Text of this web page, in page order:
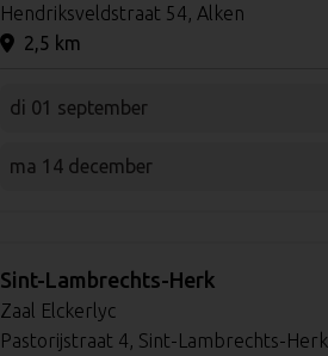
Hendriksveldstraat 54, Alken
2,5 km
di 01 september
ma 14 december
Sint-Lambrechts-Herk
Zaal Elckerlyc
Pastorijstraat 4, Sint-Lambrechts-Herk